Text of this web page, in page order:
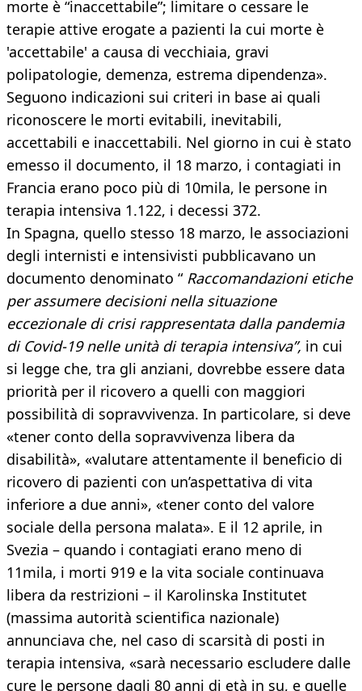
morte è “inaccettabile”; limitare o cessare le
terapie attive erogate a pazienti la cui morte è
'accettabile' a causa di vecchiaia, gravi
polipatologie, demenza, estrema dipendenza».
Seguono indicazioni sui criteri in base ai quali
riconoscere le morti evitabili, inevitabili,
accettabili e inaccettabili. Nel giorno in cui è stato
emesso il documento, il 18 marzo, i contagiati in
Francia erano poco più di 10mila, le persone in
terapia intensiva 1.122, i decessi 372.
In Spagna, quello stesso 18 marzo, le associazioni
degli internisti e intensivisti pubblicavano un
documento denominato “ Raccomandazioni etiche
per assumere decisioni nella situazione
eccezionale di crisi rappresentata dalla pandemia
di Covid-19 nelle unità di terapia intensiva”, in cui
si legge che, tra gli anziani, dovrebbe essere data
priorità per il ricovero a quelli con maggiori
possibilità di sopravvivenza. In particolare, si deve
«tener conto della sopravvivenza libera da
disabilità», «valutare attentamente il beneficio di
ricovero di pazienti con un’aspettativa di vita
inferiore a due anni», «tener conto del valore
sociale della persona malata». E il 12 aprile, in
Svezia – quando i contagiati erano meno di
11mila, i morti 919 e la vita sociale continuava
libera da restrizioni – il Karolinska Institutet
(massima autorità scientifica nazionale)
annunciava che, nel caso di scarsità di posti in
terapia intensiva, «sarà necessario escludere dalle
cure le persone dagli 80 anni di età in su, e quelle